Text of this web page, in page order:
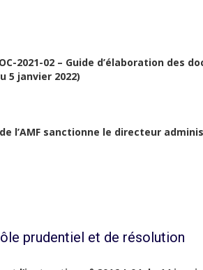
2021-02 – Guide d’élaboration des
5 janvier 2022)
l’AMF sanctionne le directeur
prudentiel et de résolution